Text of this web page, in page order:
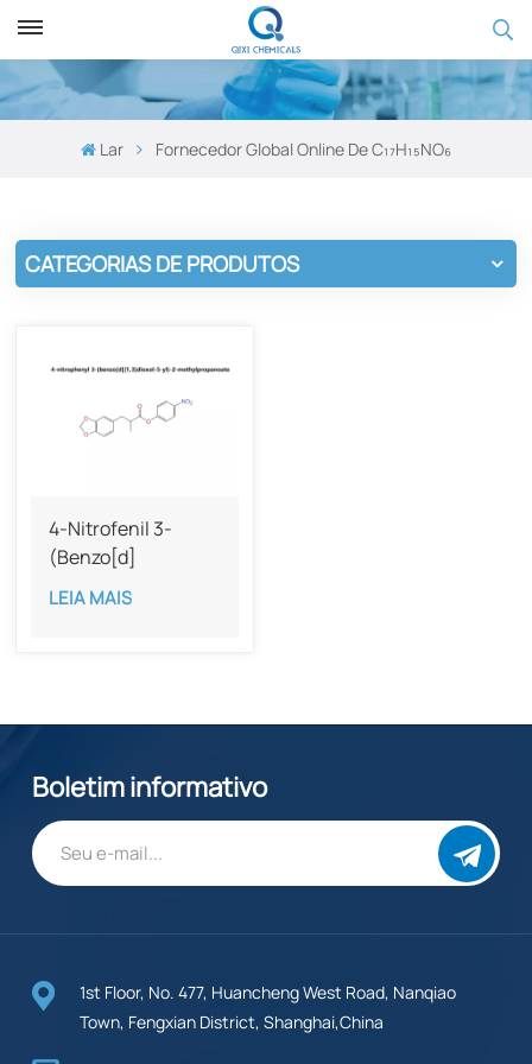
Lar Fornecedor Global Online De C₁₇H₁₅NO₆
CATEGORIAS DE PRODUTOS
4-Nitrofenil 3-
(Benzo[d]
[1,3]dioxol-5-il)-2-
metilpropanoato
LEIA MAIS
Boletim informativo
1st Floor, No. 477, Huancheng West Road, Nanqiao
Town, Fengxian District, Shanghai,China